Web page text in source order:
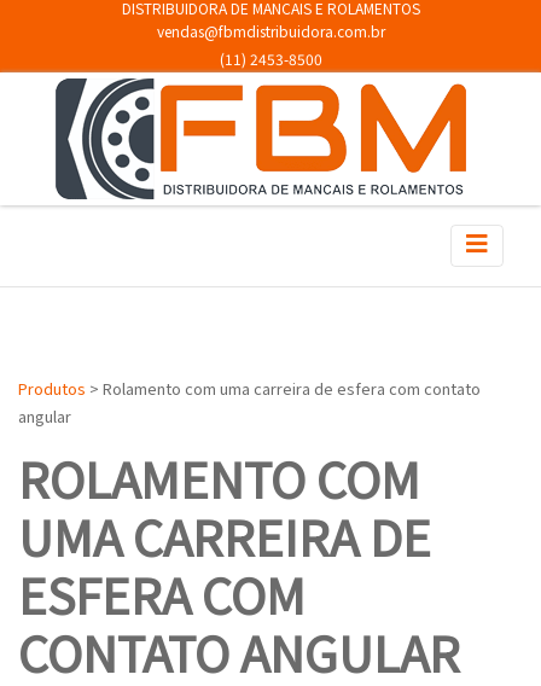
DISTRIBUIDORA DE MANCAIS E ROLAMENTOS
vendas@fbmdistribuidora.com.br
(11) 2453-8500
Produtos > Rolamento com uma carreira de esfera com contato
angular
ROLAMENTO COM
UMA CARREIRA DE
ESFERA COM
CONTATO ANGULAR